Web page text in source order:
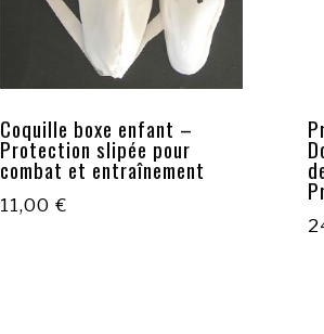
Coquille boxe enfant –
Protection slipée pour
combat et entraînement
11,00 €